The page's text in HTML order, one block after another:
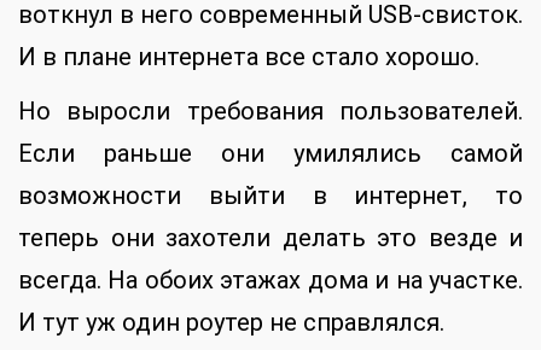
воткнул в него современный USB-свисток.
И в плане интернета все стало хорошо.
Но выросли требования пользователей.
Если раньше они умилялись самой
возможности выйти в интернет, то
теперь они захотели делать это везде и
всегда. На обоих этажах дома и на участке.
И тут уж один роутер не справлялся.